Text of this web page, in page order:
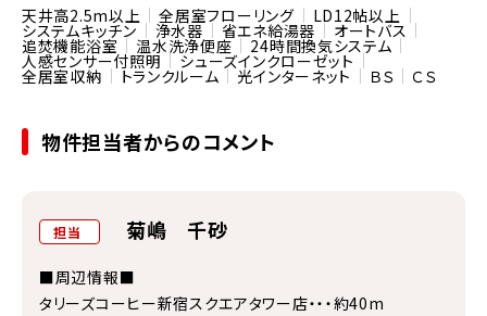
天井高2.5m以上 全居室フローリング LD12帖以上
システムキッチン 浄水器 省エネ給湯器 オートバス
追焚機能浴室 温水洗浄便座 24時間換気システム
人感センサー付照明 シューズインクローゼット
全居室収納 トランクルーム 光インターネット ＢＳ ＣＳ
物件担当者からのコメント
担当 菊嶋 千砂
■周辺情報■
タリーズコーヒー新宿スクエアタワー店・・・約40m